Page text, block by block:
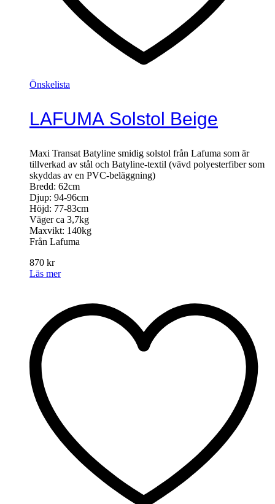
Önskelista
LAFUMA Solstol Beige
Maxi Transat Batyline smidig solstol från Lafuma som är
tillverkad av stål och Batyline-textil (vävd polyesterfiber som
skyddas av en PVC-beläggning)
Bredd: 62cm
Djup: 94-96cm
Höjd: 77-83cm
Väger ca 3,7kg
Maxvikt: 140kg
Från Lafuma
870 kr
Läs mer